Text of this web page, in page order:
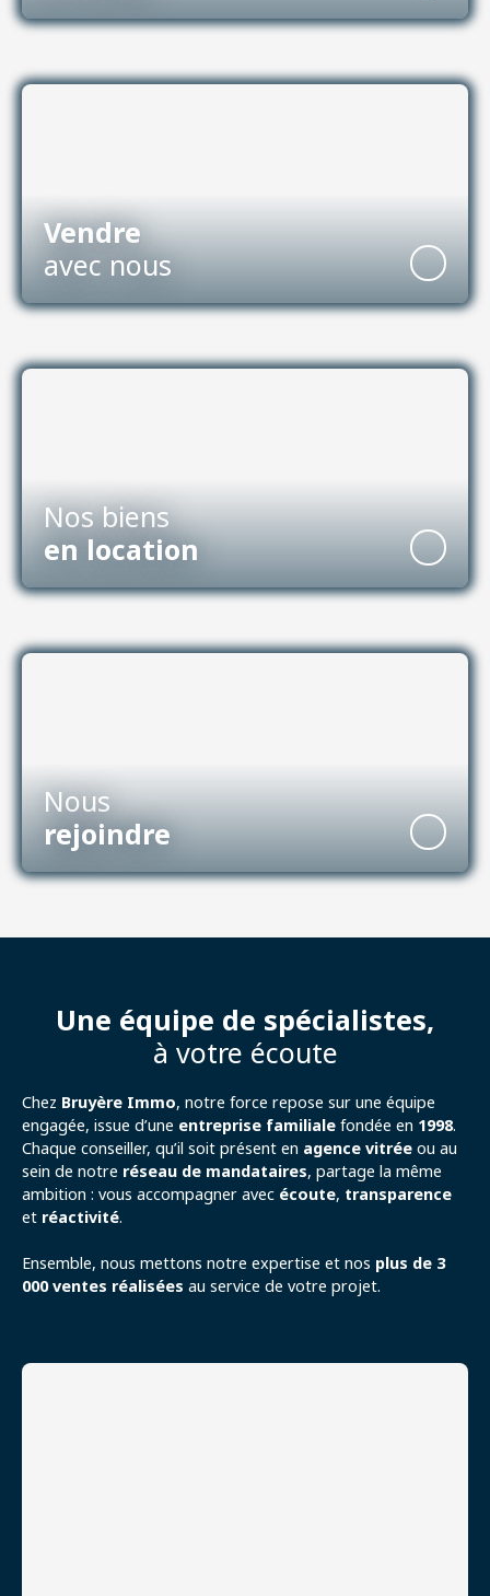
Vendre
avec nous
Nos biens
en location
Nous
rejoindre
Une équipe de spécialistes,
à votre écoute
Chez Bruyère Immo, notre force repose sur une équipe
engagée, issue d’une entreprise familiale fondée en 1998.
Chaque conseiller, qu’il soit présent en agence vitrée ou au
sein de notre réseau de mandataires, partage la même
ambition : vous accompagner avec écoute, transparence
et réactivité.
Ensemble, nous mettons notre expertise et nos plus de 3
000 ventes réalisées au service de votre projet.